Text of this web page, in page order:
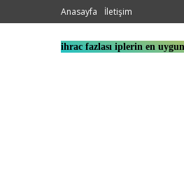
ihrac fazlası iplerin en
Anasayfa İletişim